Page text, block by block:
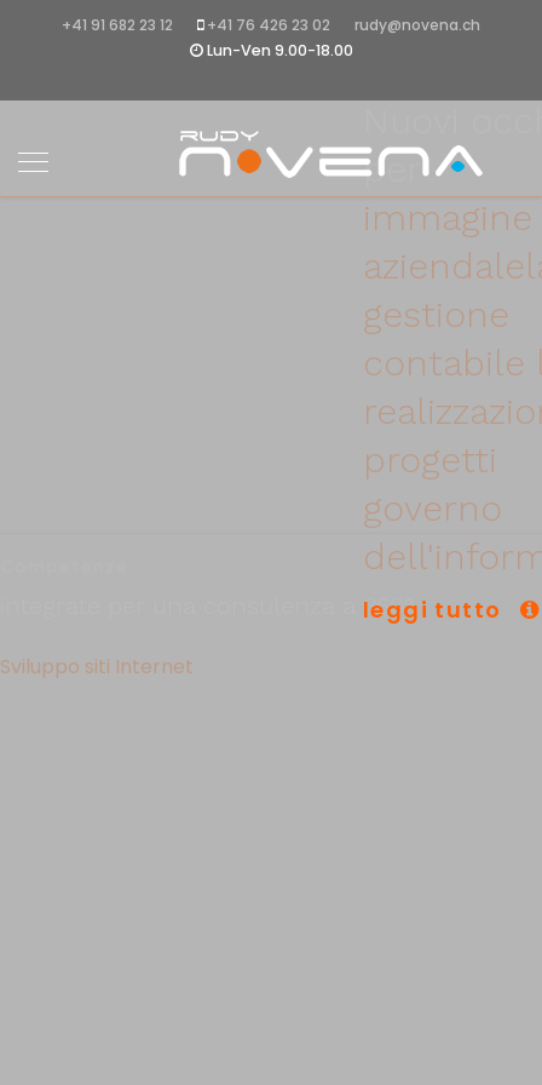
+41 91 682 23 12 +41 76 426 23 02
rudy@novena.ch
Lun-Ven 9.00-18.00
per
immagine
aziendale
gestione
contabile
progetti
governo
leggi tutto
integrate per una consulenza a 360°
Sviluppo siti Internet